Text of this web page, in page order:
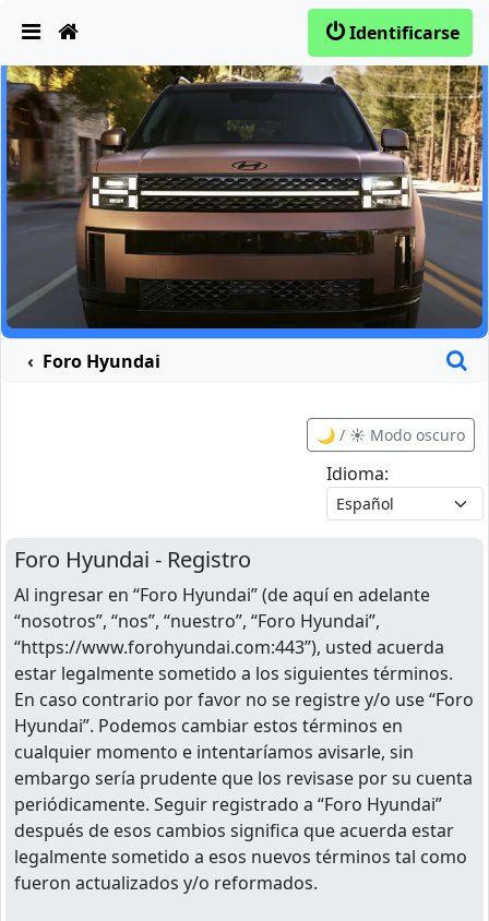
Identificarse
Foro Hyundai
🌙 / ☀️ Modo oscuro
Idioma:
Foro Hyundai - Registro
Al ingresar en “Foro Hyundai” (de aquí en adelante
“nosotros”, “nos”, “nuestro”, “Foro Hyundai”,
“https://www.forohyundai.com:443”), usted acuerda
estar legalmente sometido a los siguientes términos.
En caso contrario por favor no se registre y/o use “Foro
Hyundai”. Podemos cambiar estos términos en
cualquier momento e intentaríamos avisarle, sin
embargo sería prudente que los revisase por su cuenta
periódicamente. Seguir registrado a “Foro Hyundai”
después de esos cambios significa que acuerda estar
legalmente sometido a esos nuevos términos tal como
fueron actualizados y/o reformados.